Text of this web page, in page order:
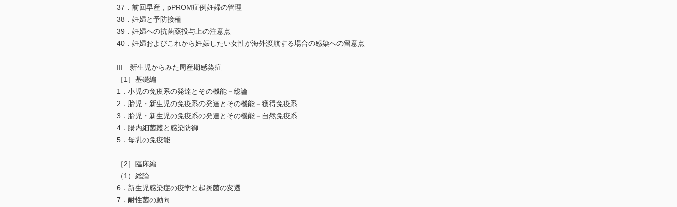
37．前回早産，pPROM症例妊婦の管理
38．妊婦と予防接種
39．妊婦への抗菌薬投与上の注意点
40．妊婦およびこれから妊娠したい女性が海外渡航する場合の感染への留意点
III 新生児からみた周産期感染症
［1］基礎編
1．小児の免疫系の発達とその機能－総論
2．胎児・新生児の免疫系の発達とその機能－獲得免疫系
3．胎児・新生児の免疫系の発達とその機能－自然免疫系
4．腸内細菌叢と感染防御
5．母乳の免疫能
［2］臨床編
（1）総論
6．新生児感染症の疫学と起炎菌の変遷
7．耐性菌の動向